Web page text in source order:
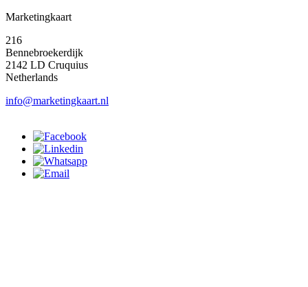
Marketingkaart
216
Bennebroekerdijk
2142 LD Cruquius
Netherlands
info@marketingkaart.nl